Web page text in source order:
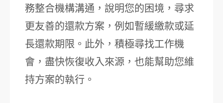
務整合機構溝通，說明您的困境，尋求
更友善的還款方案，例如暫緩繳款或延
長還款期限。此外，積極尋找工作機
會，盡快恢復收入來源，也能幫助您維
持方案的執行。